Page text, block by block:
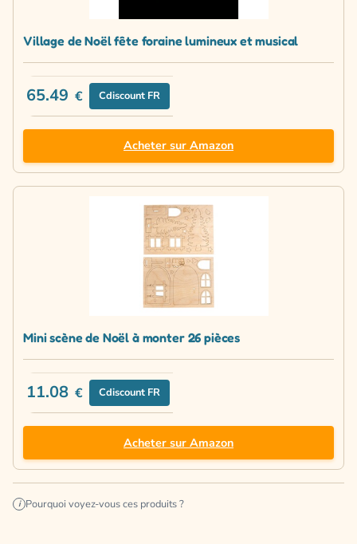
Village de Noël fête foraine lumineux et musical
65.49 € Cdiscount FR
Acheter sur Amazon
Mini scène de Noël à monter 26 pièces
11.08 € Cdiscount FR
Acheter sur Amazon
i Pourquoi voyez-vous ces produits ?